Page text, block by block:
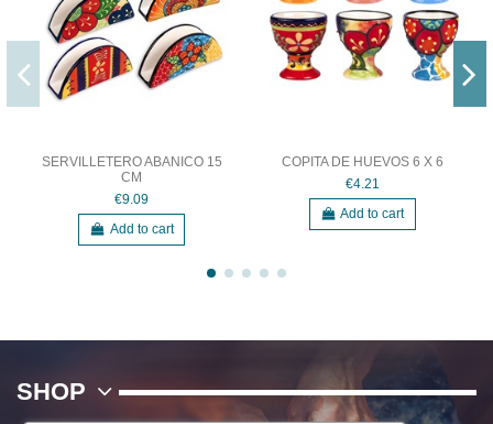
SERVILLETERO ABANICO 15
CM
€9.09
Add to cart
COPITA DE HUEVOS 6 X 6
€4.21
Add to cart
SHOP